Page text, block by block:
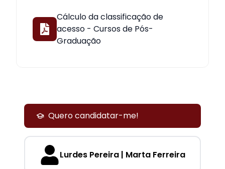
Cálculo da classificação de
acesso - Cursos de Pós-
Graduação
Quero candidatar-me!
Lurdes Pereira | Marta Ferreira